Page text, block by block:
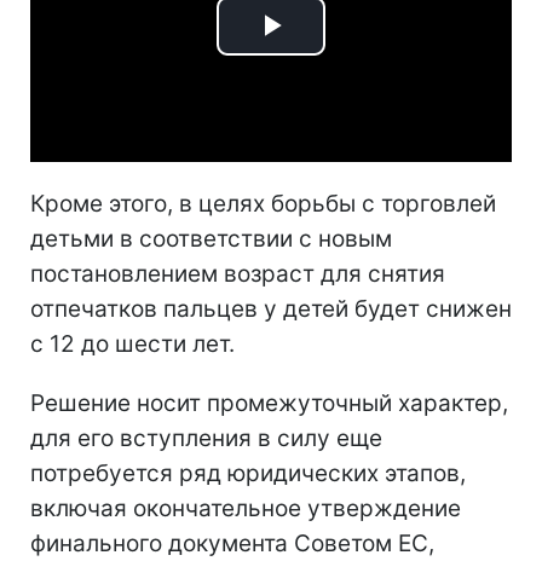
Play
Кроме этого, в целях борьбы с торговлей
детьми в соответствии с новым
постановлением возраст для снятия
отпечатков пальцев у детей будет снижен
с 12 до шести лет.
Решение носит промежуточный характер,
для его вступления в силу еще
потребуется ряд юридических этапов,
включая окончательное утверждение
финального документа Советом ЕС,